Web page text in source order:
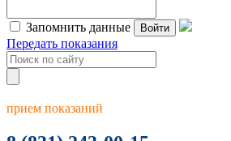
Запомнить данные Войти
Передать показания
прием показаний